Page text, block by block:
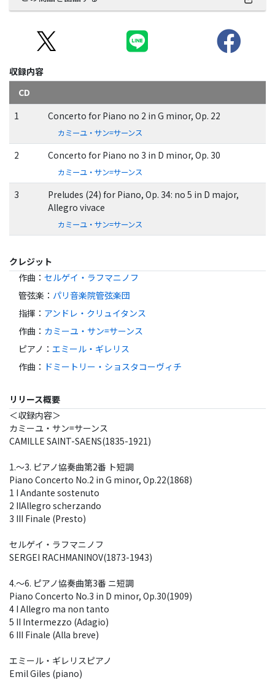
収録内容
CD
1
Concerto for Piano no 2 in G minor, Op. 22
カミーユ・サン=サーンス
2 Concerto for Piano no 3 in D minor, Op. 30
カミーユ・サン=サーンス
3
Preludes (24) for Piano, Op. 34: no 5 in D major,
Allegro vivace
カミーユ・サン=サーンス
クレジット
作曲 ： セルゲイ・ラフマニノフ
管弦楽 ： パリ音楽院管弦楽団
指揮 ： アンドレ・クリュイタンス
作曲 ： カミーユ・サン=サーンス
ピアノ ： エミール・ギレリス
作曲 ： ドミートリー・ショスタコーヴィチ
リリース概要
＜収録内容＞
カミーユ・サン=サーンス
CAMILLE SAINT-SAENS(1835-1921)
1.～3. ピアノ協奏曲第2番 ト短調
Piano Concerto No.2 in G minor, Op.22(1868)
1 I Andante sostenuto
2 IIAllegro scherzando
3 III Finale (Presto)
セルゲイ・ラフマニノフ
SERGEI RACHMANINOV(1873-1943)
4.～6. ピアノ協奏曲第3番 ニ短調
Piano Concerto No.3 in D minor, Op.30(1909)
4 I Allegro ma non tanto
5 II Intermezzo (Adagio)
6 III Finale (Alla breve)
エミール・ギレリスピアノ
Emil Giles (piano)